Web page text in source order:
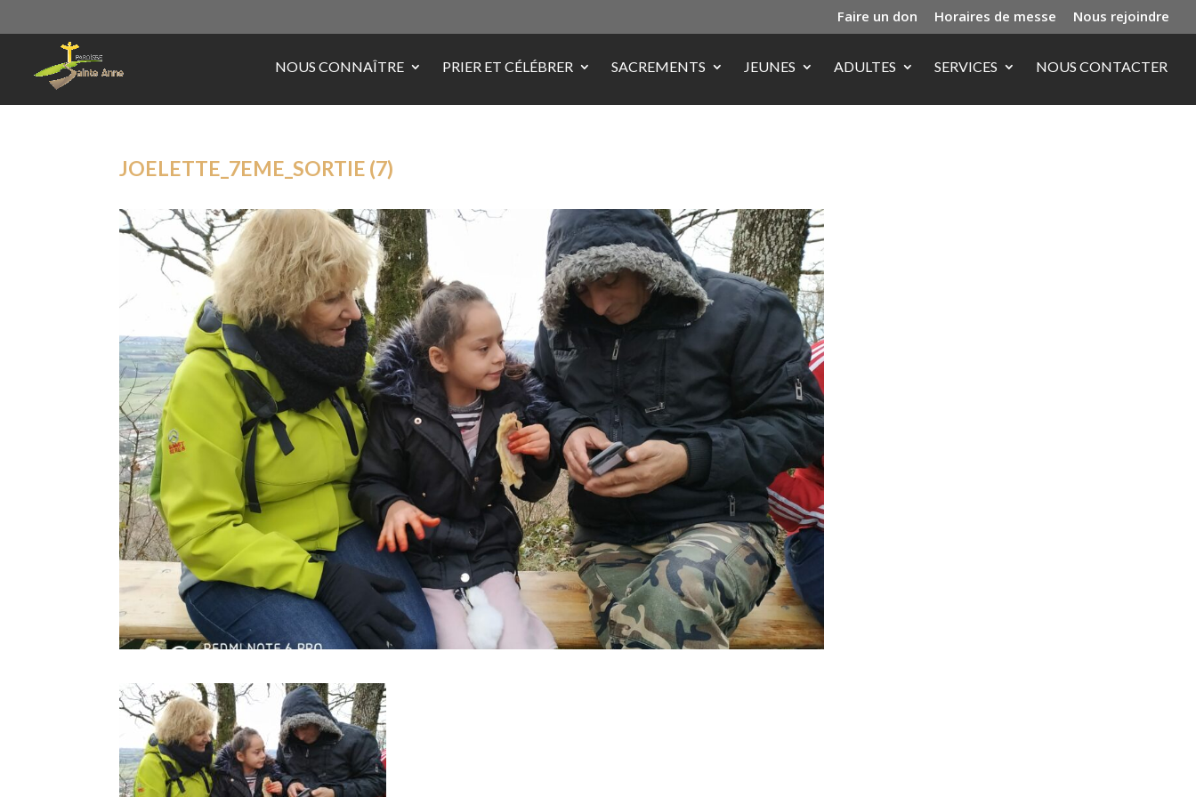
Faire un don Horaires de messe Nous rejoindre
NOUS CONNAÎTRE PRIER ET CÉLÉBRER SACREMENTS JEUNES ADULTES SERVICES NOUS CONTACTER
JOELETTE_7EME_SORTIE (7)